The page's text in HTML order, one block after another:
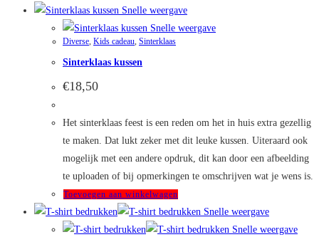
Snelle weergave
Snelle weergave
Diverse Kids cadeau Sinterklaas
Sinterklaas kussen
€18,50
Het sinterklaas feest is een reden om het in huis extra gezellig
te maken. Dat lukt zeker met dit leuke kussen. Uiteraard ook
mogelijk met een andere opdruk, dit kan door een afbeelding
te uploaden of bij opmerkingen te omschrijven wat je wens is.
Toevoegen aan winkelwagen
Snelle weergave
Snelle weergave